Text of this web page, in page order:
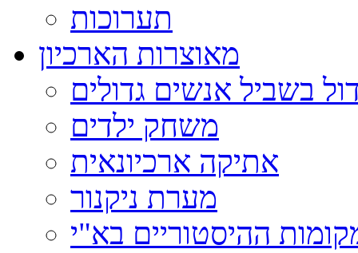
תערוכות
מאוצרות הארכיון
בשביל אנשים גדולים
משחק ילדים
אתיקה ארכיונאית
מערת ניקנור
ההיסטוריים בא"י